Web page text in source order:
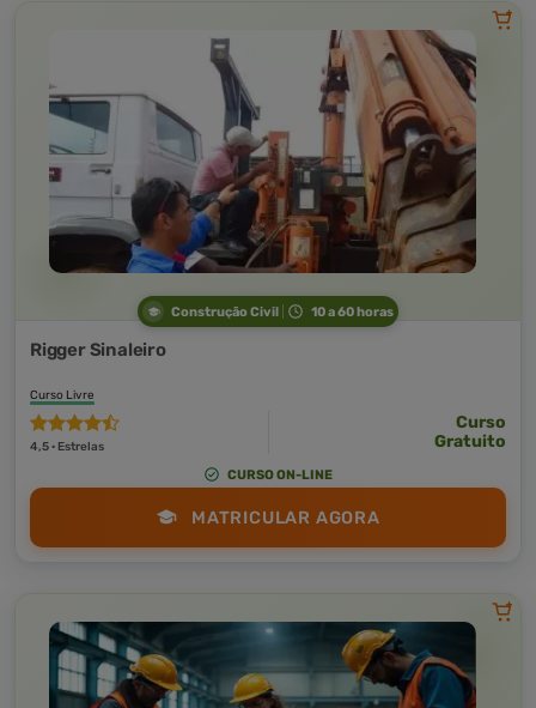
Construção Civil 10 a 60 horas
Rigger Sinaleiro
Curso Livre
4,5 · Estrelas
Curso
Gratuito
CURSO ON-LINE
MATRICULAR AGORA